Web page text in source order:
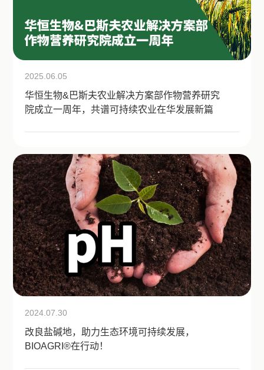
2025.06.05
华恒生物&巴斯夫农业解决方案部作物营养研究
院成立一周年，共谱可持续农业在华发展新篇
2024.07.30
改良盐碱地，助力生态环境可持续发展，
BIOAGRI®在行动！